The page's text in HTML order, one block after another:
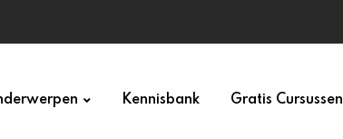
Kennisbank Gratis Cursussen